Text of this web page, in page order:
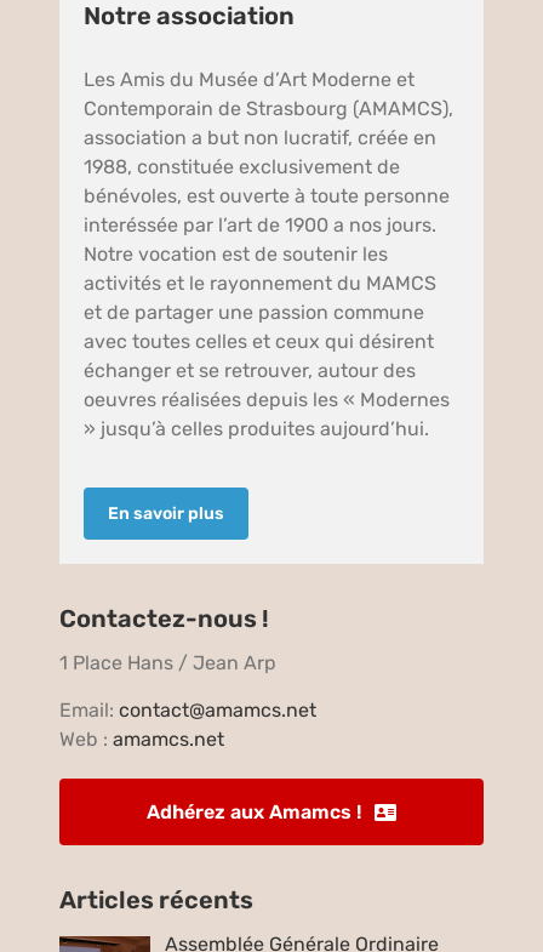
Notre association
Les Amis du Musée d’Art Moderne et
Contemporain de Strasbourg (AMAMCS),
association a but non lucratif, créée en
1988, constituée exclusivement de
bénévoles, est ouverte à toute personne
interéssée par l’art de 1900 a nos jours.
Notre vocation est de soutenir les
activités et le rayonnement du MAMCS
et de partager une passion commune
avec toutes celles et ceux qui désirent
échanger et se retrouver, autour des
oeuvres réalisées depuis les « Modernes
» jusqu’à celles produites aujourd’hui.
En savoir plus
Contactez-nous !
1 Place Hans / Jean Arp
Email:contact@amamcs.net
Web :amamcs.net
Adhérez aux Amamcs !
Articles récents
Assemblée Générale Ordinaire